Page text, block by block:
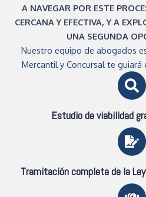
A NAVEGAR POR ESTE
CERCANA Y EFECTIVA, Y A
UNA SEGUNDA
Nuestro equipo de abogados
Mercantil y Concursal te
Estudio de viabilidad
Tramitación completa de la